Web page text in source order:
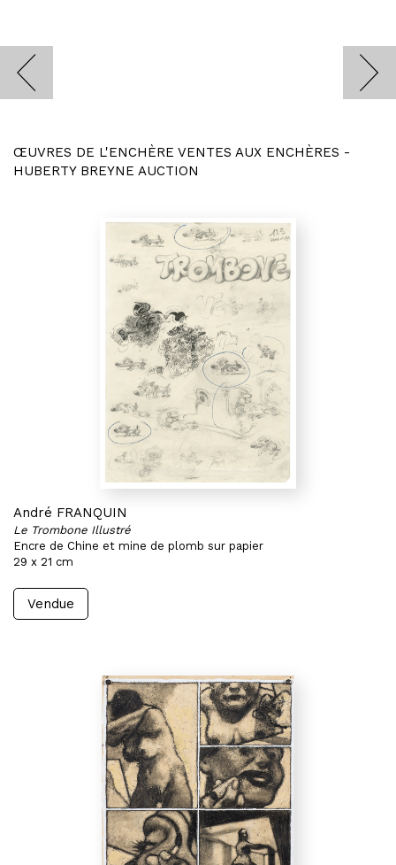
ŒUVRES DE L'ENCHÈRE VENTES AUX ENCHÈRES -
HUBERTY BREYNE AUCTION
André FRANQUIN
Le Trombone Illustré
Encre de Chine et mine de plomb sur papier
29 x 21 cm
Vendue